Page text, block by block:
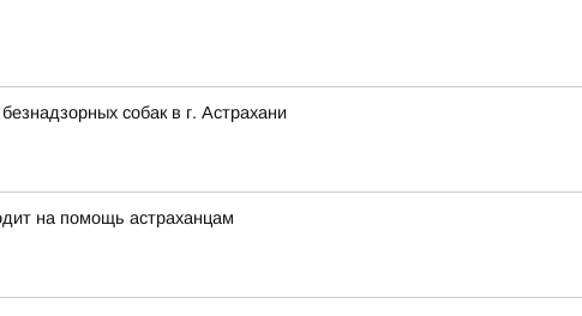
собак в г. Астрахани
на помощь астраханцам